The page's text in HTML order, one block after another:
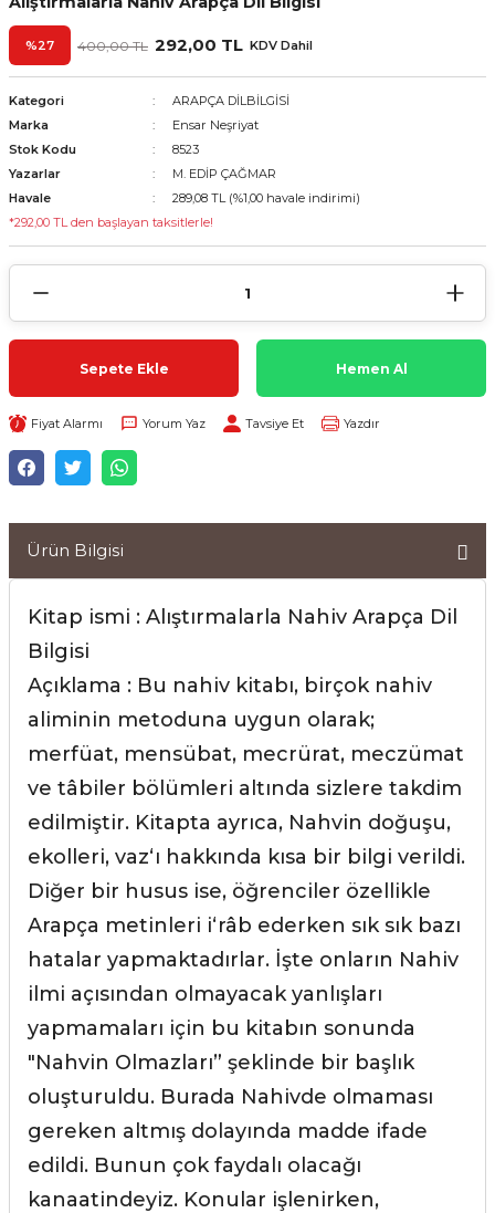
%27 400,00 TL 292,00 TL KDV Dahil
Kategori
ARAPÇA DİLBİLGİSİ
Marka
Ensar Neşriyat
Stok Kodu
8523
Yazarlar
M. EDİP ÇAĞMAR
Havale
289,08 TL (%1,00 havale indirimi)
*292,00 TL den başlayan taksitlerle!
Sepete Ekle Hemen Al
Fiyat Alarmı Yorum Yaz Tavsiye Et Yazdır
Ürün Bilgisi
Kitap ismi : Alıştırmalarla Nahiv Arapça Dil
Bilgisi
Açıklama : Bu nahiv kitabı, birçok nahiv
aliminin metoduna uygun olarak;
merfüat, mensübat, mecrürat, meczümat
ve tâbiler bölümleri altında sizlere takdim
edilmiştir. Kitapta ayrıca, Nahvin doğuşu,
ekolleri, vaz‘ı hakkında kısa bir bilgi verildi.
Diğer bir husus ise, öğrenciler özellikle
Arapça metinleri i‘râb ederken sık sık bazı
hatalar yapmaktadırlar. İşte onların Nahiv
ilmi açısından olmayacak yanlışları
yapmamaları için bu kitabın sonunda
"Nahvin Olmazları” şeklinde bir başlık
oluşturuldu. Burada Nahivde olmaması
gereken altmış dolayında madde ifade
edildi. Bunun çok faydalı olacağı
kanaatindeyiz. Konular işlenirken,